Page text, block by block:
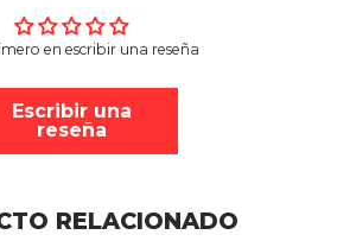
en escribir una reseña
Escribir una
reseña
RELACIONADO